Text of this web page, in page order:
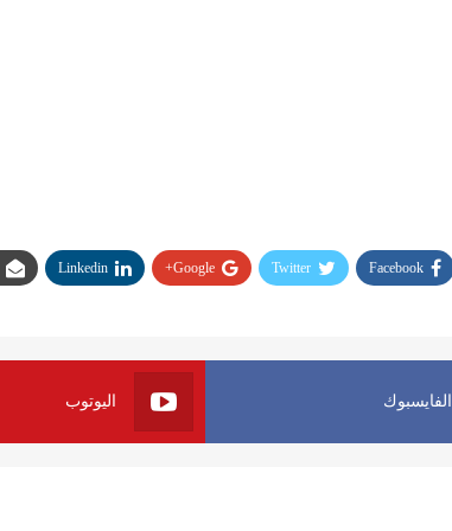
Facebook
Twitter
Google+
Linkedin
الفايسبوك اليوتوب